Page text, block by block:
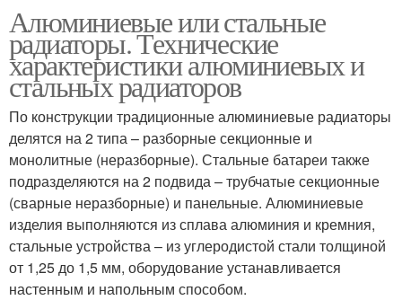
Алюминиевые или стальные
радиаторы. Технические
характеристики алюминиевых и
стальных радиаторов
По конструкции традиционные алюминиевые радиаторы
делятся на 2 типа – разборные секционные и
монолитные (неразборные). Стальные батареи также
подразделяются на 2 подвида – трубчатые секционные
(сварные неразборные) и панельные. Алюминиевые
изделия выполняются из сплава алюминия и кремния,
стальные устройства – из углеродистой стали толщиной
от 1,25 до 1,5 мм, оборудование устанавливается
настенным и напольным способом.